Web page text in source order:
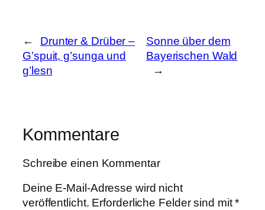
←
Drunter & Drüber –
G’spuit, g’sunga und
g’lesn
Sonne über dem
Bayerischen Wald
→
Kommentare
Schreibe einen Kommentar
Deine E-Mail-Adresse wird nicht
veröffentlicht. Erforderliche Felder sind mit*